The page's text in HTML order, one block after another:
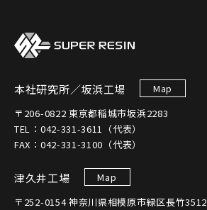
本社研究所／坂浜工場
Map
〒206-0822 東京都稲城市坂浜2283
TEL：042-331-3611（代表）
FAX：042-331-3100（代表）
津久井工場
Map
〒252-0154 神奈川県相模原市緑区長竹3512